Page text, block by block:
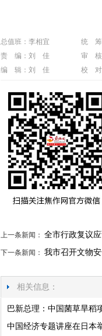
总值班：李相宜
统 筹
责 编：刘 佳
审
编 辑：刘 佳
校
上一条新闻：全市行政复议
下一条新闻：我市召开文物
相关信息：
巴新总理：中国菌草旱稻
中国经济专题讲座在日本